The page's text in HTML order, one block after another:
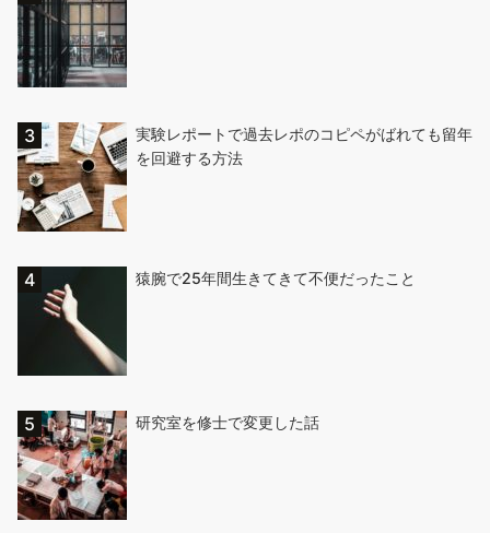
実験レポートで過去レポのコピペがばれても留年
を回避する方法
猿腕で25年間生きてきて不便だったこと
研究室を修士で変更した話